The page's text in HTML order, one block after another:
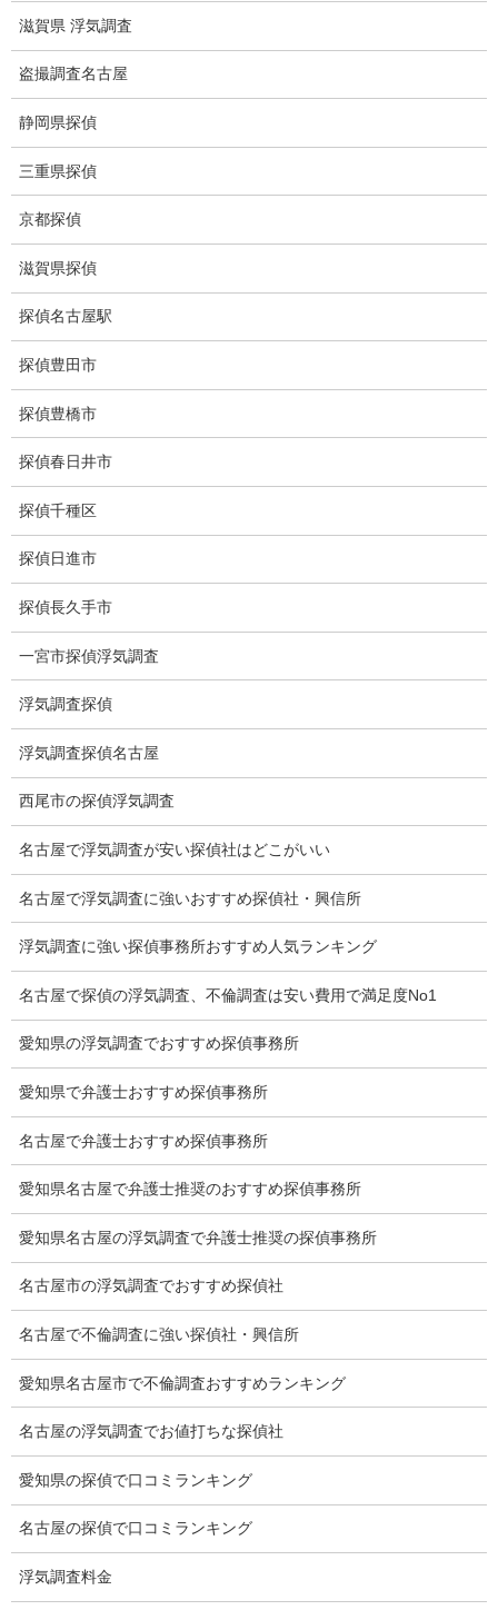
盗撮器
盗撮調査愛知県
電磁波測定調査
電磁波とは
ストーカー調査
待ち伏せ
集団ストーカー
GPS発見調査
盗難車両調査
盗撮犯防止対策調査
痴漢防止対策調査
下着窃盗犯防止対策調査
猫犬の捜索
失踪・家出調査
所在確認調査
調査料金
浮気調査特別プラン
ストーカー関連調査料金
所在調査 家出調査料金
猫の捜索調査料金
Q&A
浮気証拠は何回必要か？
浮気調査時間
調査料金のご質問
調査員の人数（浮気調査）
調査プランのご依頼の割合
慰謝料の相場
離婚手続
滋賀県 浮気調査
盗撮調査名古屋
静岡県探偵
三重県探偵
京都探偵
滋賀県探偵
探偵名古屋駅
探偵豊田市
探偵豊橋市
探偵春日井市
探偵千種区
探偵日進市
探偵長久手市
一宮市探偵浮気調査
浮気調査探偵
浮気調査探偵名古屋
西尾市の探偵浮気調査
名古屋で浮気調査が安い探偵社はどこがいい
名古屋で浮気調査に強いおすすめ探偵社・興信所
浮気調査に強い探偵事務所おすすめ人気ランキング
名古屋で探偵の浮気調査、不倫調査は安い費用で満足度No1
愛知県の浮気調査でおすすめ探偵事務所
愛知県で弁護士おすすめ探偵事務所
名古屋で弁護士おすすめ探偵事務所
愛知県名古屋で弁護士推奨のおすすめ探偵事務所
愛知県名古屋の浮気調査で弁護士推奨の探偵事務所
名古屋市の浮気調査でおすすめ探偵社
名古屋で不倫調査に強い探偵社・興信所
愛知県名古屋市で不倫調査おすすめランキング
名古屋の浮気調査でお値打ちな探偵社
愛知県の探偵で口コミランキング
名古屋の探偵で口コミランキング
浮気調査料金